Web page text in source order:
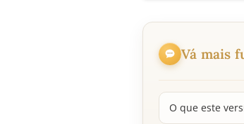
Vá mais
O que este